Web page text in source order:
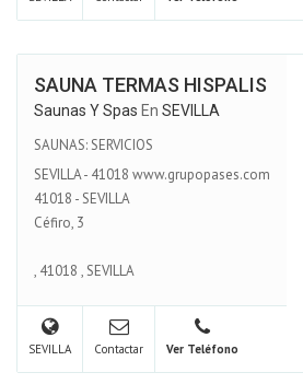
SAUNA TERMAS HISPALIS
Saunas Y Spas En SEVILLA
SAUNAS: SERVICIOS
SEVILLA - 41018 www.grupopases.com
41018 - SEVILLA
Céfiro, 3
, 41018 ,SEVILLA
SEVILLA Contactar Ver Teléfono